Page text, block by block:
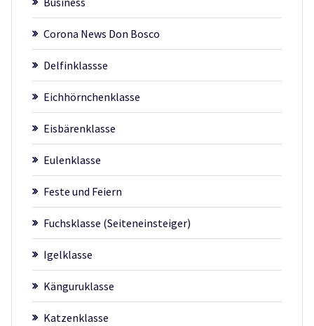
Corona News Don Bosco
Delfinklassse
Eichhörnchenklasse
Eisbärenklasse
Eulenklasse
Feste und Feiern
Fuchsklasse (Seiteneinsteiger)
Igelklasse
Känguruklasse
Katzenklasse